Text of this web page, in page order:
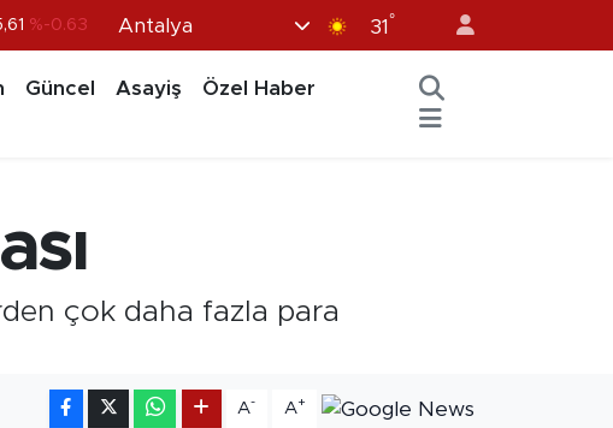
%-0.63
%70
Antalya 31 °
Güncel Asayiş
Özel Haber
çok daha fazla para
A- A+